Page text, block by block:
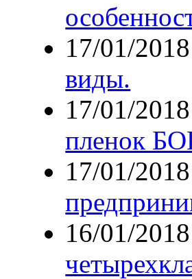
17/01/
виды.
17/01/
пленок
17/01/
16/01/